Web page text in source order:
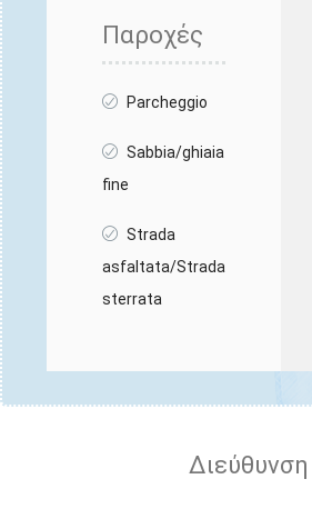
Παροχές
Parcheggio
Sabbia/ghiaia
fine
Strada
asfaltata/Strada
sterrata
Διεύθυνση